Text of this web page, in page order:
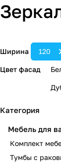
Ширина 120
Цвет фасад
Категория
Мебель для
Комплект
Тумбы с